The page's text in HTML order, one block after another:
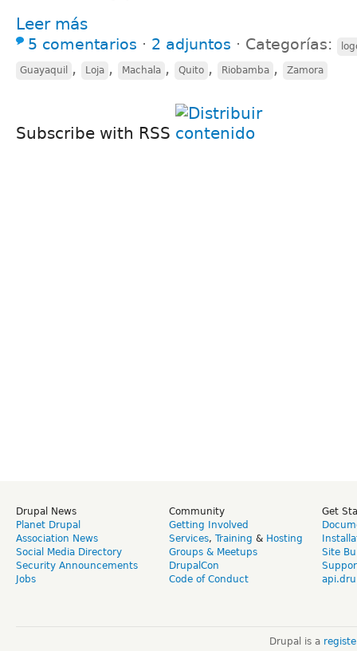
Leer más
5 comentarios ⋅ 2 adjuntos ⋅ Categorías:
Guayaquil , Loja , Machala , Quito , Riobamba , Zamora
Subscribe with RSS
Drupal News
Planet Drupal
Association News
Social Media Directory
Security Announcements
Jobs
Community
Getting Involved
Services, Training & Hosting
Groups & Meetups
DrupalCon
Code of Conduct
Get
Site
Drupal is a